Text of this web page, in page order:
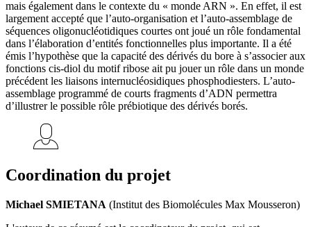
mais également dans le contexte du « monde ARN ». En effet, il est
largement accepté que l’auto-organisation et l’auto-assemblage de
séquences oligonucléotidiques courtes ont joué un rôle fondamental
dans l’élaboration d’entités fonctionnelles plus importante. Il a été
émis l’hypothèse que la capacité des dérivés du bore à s’associer aux
fonctions cis-diol du motif ribose ait pu jouer un rôle dans un monde
précédent les liaisons internucléosidiques phosphodiesters. L’auto-
assemblage programmé de courts fragments d’ADN permettra
d’illustrer le possible rôle prébiotique des dérivés borés.
Coordination du projet
Michael SMIETANA (Institut des Biomolécules Max Mousseron)